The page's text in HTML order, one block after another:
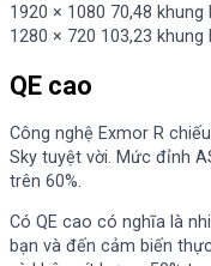
1920 × 1080 70,48 khung
1280 × 720 103,23 khung
QE cao
Công nghệ Exmor R
Sky tuyệt vời. Mức đỉnh
trên 60%.
Có QE cao có nghĩa là
bạn và đến cảm biến